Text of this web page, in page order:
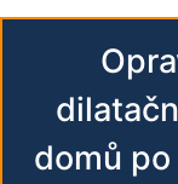
domů